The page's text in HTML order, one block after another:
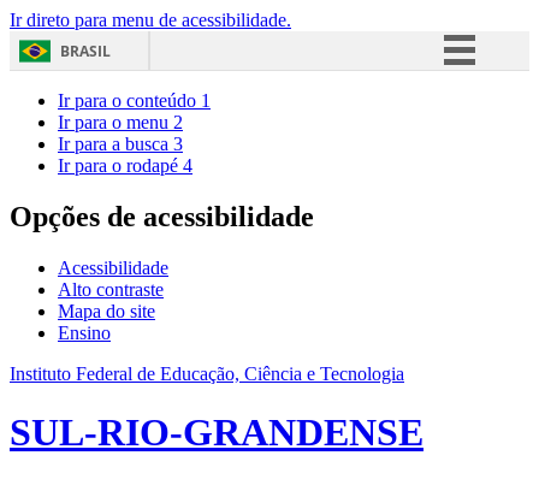
Ir direto para menu de acessibilidade.
BRASIL
Acesso à informação
Ir para o conteúdo 1
Ir para o menu 2
Ir para a busca 3
Ir para o rodapé 4
Opções de acessibilidade
Acessibilidade
Alto contraste
Mapa do site
Ensino
Instituto Federal de Educação, Ciência e Tecnologia
SUL-RIO-GRANDENSE